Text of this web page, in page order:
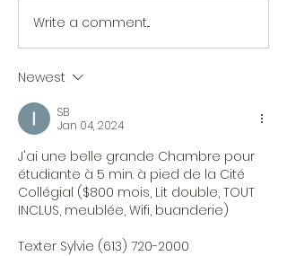
Write a comment...
Newest
SB
Jan 04, 2024
J'ai une belle grande Chambre pour
étudiante à 5 min. à pied de la Cité
Collégial ($800 mois, Lit double, TOUT
INCLUS, meublée, Wifi, buanderie)
Texter Sylvie (613) 720-2000